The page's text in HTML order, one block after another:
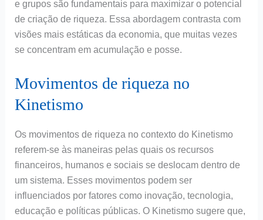
e grupos são fundamentais para maximizar o potencial
de criação de riqueza. Essa abordagem contrasta com
visões mais estáticas da economia, que muitas vezes
se concentram em acumulação e posse.
Movimentos de riqueza no
Kinetismo
Os movimentos de riqueza no contexto do Kinetismo
referem-se às maneiras pelas quais os recursos
financeiros, humanos e sociais se deslocam dentro de
um sistema. Esses movimentos podem ser
influenciados por fatores como inovação, tecnologia,
educação e políticas públicas. O Kinetismo sugere que,